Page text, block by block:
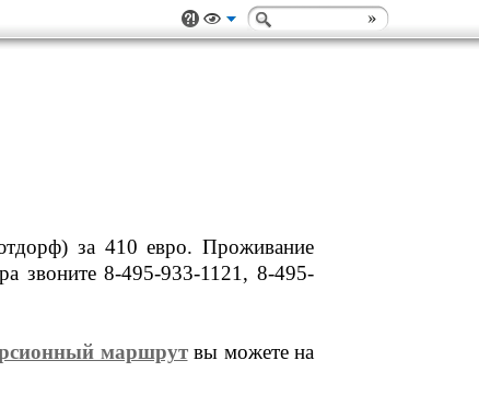
за 410 евро. Проживание
звоните 8-495-933-1121, 8-495-
маршрутвы можете на